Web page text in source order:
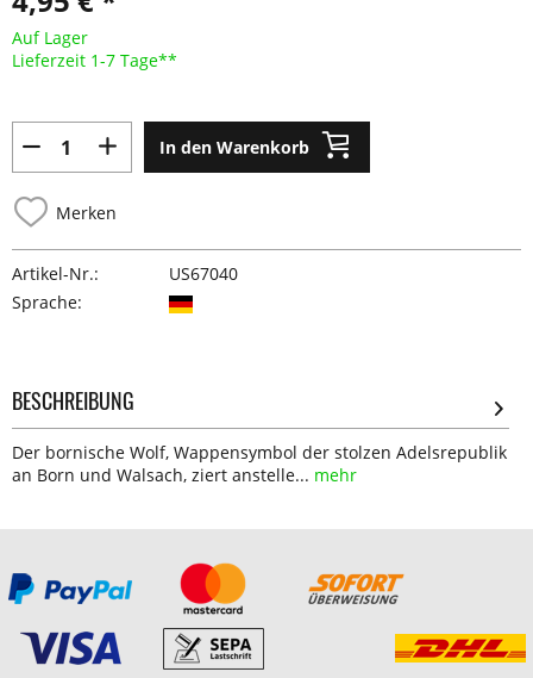
Auf Lager
Lieferzeit 1-7 Tage**
In den Warenkorb
Merken
Artikel-Nr.:
US67040
Sprache:
BESCHREIBUNG
Der bornische Wolf, Wappensymbol der stolzen Adelsrepublik
an Born und Walsach, ziert anstelle... mehr